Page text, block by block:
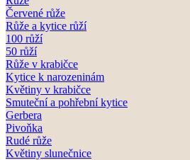
Červené růže
Růže a kytice růží
100 růží
50 růží
Růže v krabičce
Kytice k narozeninám
Květiny v krabičce
Smuteční a pohřební kytice
Gerbera
Pivoňka
Rudé růže
Květiny slunečnice